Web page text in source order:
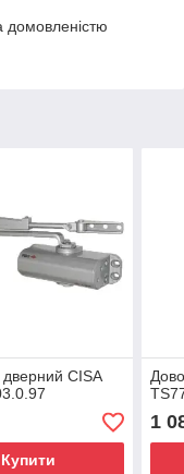
домовленістю
CISA
Купити
1